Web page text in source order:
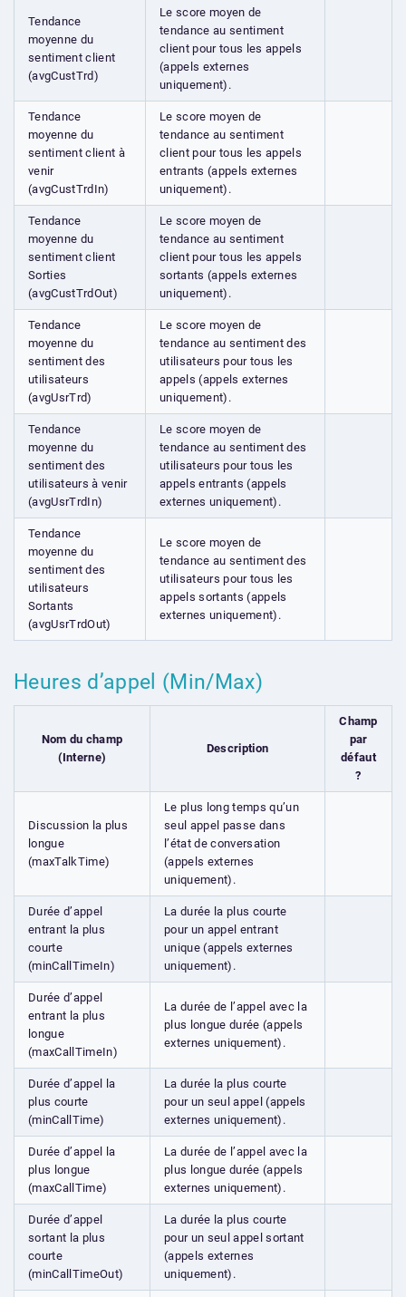
Tendance
moyenne du
sentiment client
(avgCustTrd)
Le score moyen de
tendance au sentiment
client pour tous les appels
(appels externes
uniquement).
Tendance
moyenne du
sentiment client à
venir
(avgCustTrdIn)
Le score moyen de
tendance au sentiment
client pour tous les appels
entrants (appels externes
uniquement).
Tendance
moyenne du
sentiment client
Sorties
(avgCustTrdOut)
Le score moyen de
tendance au sentiment
client pour tous les appels
sortants (appels externes
uniquement).
Tendance
moyenne du
sentiment des
utilisateurs
(avgUsrTrd)
Le score moyen de
tendance au sentiment des
utilisateurs pour tous les
appels (appels externes
uniquement).
Tendance
moyenne du
sentiment des
utilisateurs à venir
(avgUsrTrdIn)
Le score moyen de
tendance au sentiment des
utilisateurs pour tous les
appels entrants (appels
externes uniquement).
Tendance
moyenne du
sentiment des
utilisateurs
Sortants
(avgUsrTrdOut)
Le score moyen de
tendance au sentiment des
utilisateurs pour tous les
appels sortants (appels
externes uniquement).
Heures d’appel (Min/Max)
Nom du champ
(Interne)
Description
Champ
par
défaut
?
Discussion la plus
longue
(maxTalkTime)
Le plus long temps qu’un
seul appel passe dans
l’état de conversation
(appels externes
uniquement).
Durée d’appel
entrant la plus
courte
(minCallTimeIn)
La durée la plus courte
pour un appel entrant
unique (appels externes
uniquement).
Durée d’appel
entrant la plus
longue
(maxCallTimeIn)
La durée de l’appel avec la
plus longue durée (appels
externes uniquement).
Durée d’appel la
plus courte
(minCallTime)
La durée la plus courte
pour un seul appel (appels
externes uniquement).
Durée d’appel la
plus longue
(maxCallTime)
La durée de l’appel avec la
plus longue durée (appels
externes uniquement).
Durée d’appel
sortant la plus
courte
(minCallTimeOut)
La durée la plus courte
pour un seul appel sortant
(appels externes
uniquement).